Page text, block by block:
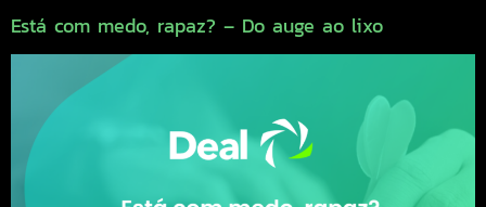
Está com medo, rapaz? – Do auge ao lixo